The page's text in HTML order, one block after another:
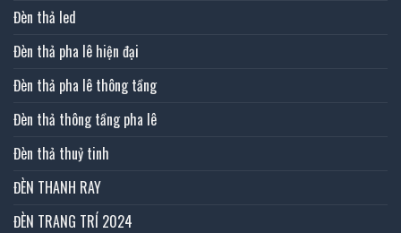
Đèn thả led
Đèn thả pha lê hiện đại
Đèn thả pha lê thông tầng
Đèn thả thông tầng pha lê
Đèn thả thuỷ tinh
ĐÈN THANH RAY
ĐÈN TRANG TRÍ 2024